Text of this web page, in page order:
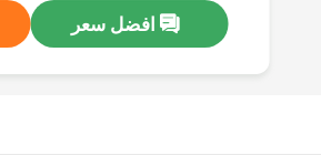
افضل سعر